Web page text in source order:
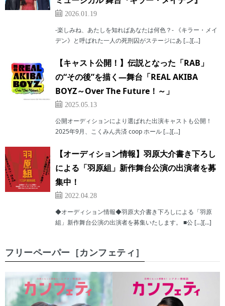
2026.01.19
-楽しみね、あたしを知ればあなたは何色？- 《キラー・メイ
デン》と呼ばれた一人の死刑囚がステージにあ […][…]
【キャスト公開！】伝説となった「RAB」
の“その後”を描く―舞台「REAL AKIBA
BOYZ～Over The Future！～」
2025.05.13
公開オーディションにより選ばれた出演キャストも公開！
2025年9月、こくみん共済 coop ホール […][…]
【オーディション情報】羽原大介書き下ろし
による「羽原組」新作舞台公演の出演者を募
集中！
2022.04.28
◆オーディション情報◆羽原大介書き下ろしによる「羽原
組」新作舞台公演の出演者を募集いたします。 ■公 […][…]
フリーペーパー［カンフェティ］